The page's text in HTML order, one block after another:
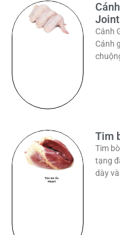
Cánh
Cánh
Tim
Tim
tạng
dày